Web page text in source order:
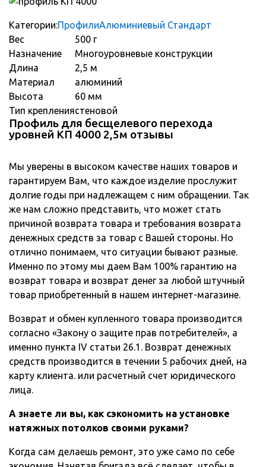
Категории:ПрофилиАлюминиевый Стандарт
Вес
500 г
Назначение
Многоуровневые конструкции
Длина
2,5 м
Материал
алюминий
Высота
60 мм
Тип креплениястеновой
Профиль для бесщелевого перехода
уровней КП 4000 2,5м отзывы
Мы уверены в высоком качестве наших товаров и
гарантируем Вам, что каждое изделие прослужит
долгие годы при надлежащем с ним обращении. Так
же нам сложно представить, что может стать
причиной возврата товара и требования возврата
денежных средств за товар с Вашей стороны. Но
отлично понимаем, что ситуации бывают разные.
Именно по этому мы даем Вам 100% гарантию на
возврат товара и возврат денег за любой штучный
товар приобретенный в нашем интернет-магазине.
Возврат и обмен купленного товара производится
согласно «Закону о защите прав потребителей», а
именно пункта IV статьи 26.1. Возврат денежных
средств производится в течении 5 рабочих дней, на
карту клиента. или расчетный счет юридического
лица.
А знаете ли вы, как сэкономить на установке
натяжных потолков своими руками?
Когда сам делаешь ремонт, это уже само по себе